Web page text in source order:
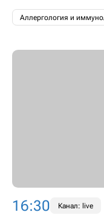
Аллергология и
16:30 Канал: live